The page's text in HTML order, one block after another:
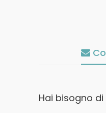
Hai bisogno